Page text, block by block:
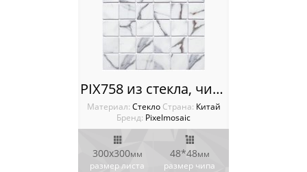
PIX758 из стекла, чип 48x48 мм, сетка 300х300x4 мм
Материал: Стекло Cтрана: Китай
Бренд: Pixelmosaic
300x300мм
размер листа
48*48мм
размер чипа